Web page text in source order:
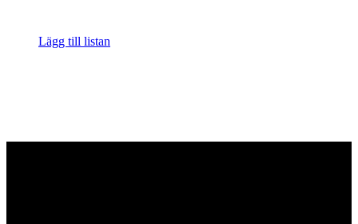
Lägg till listan